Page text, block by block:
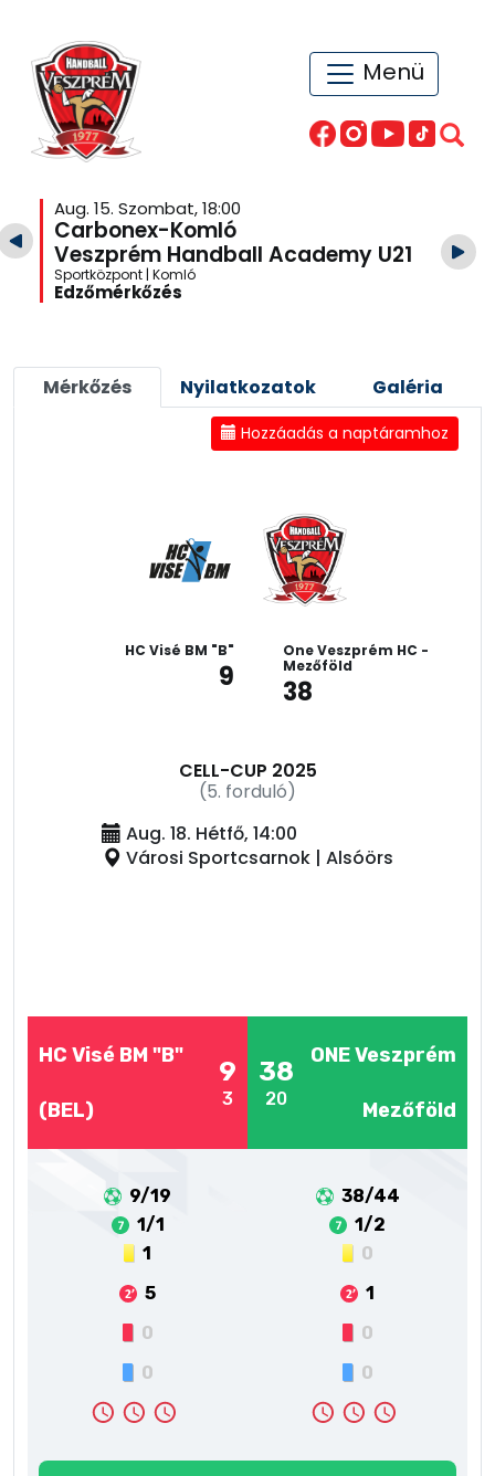
Menü
Aug. 15. Szombat, 18:00
Carbonex-Komló
Veszprém Handball Academy U21
Sportközpont | Komló
Edzőmérkőzés
Mérkőzés Nyilatkozatok Galéria
Hozzáadás a naptáramhoz
HC Visé BM "B"
9
One Veszprém HC -
Mezőföld
38
CELL-CUP 2025
(5. forduló)
Aug. 18. Hétfő, 14:00
Városi Sportcsarnok | Alsóörs